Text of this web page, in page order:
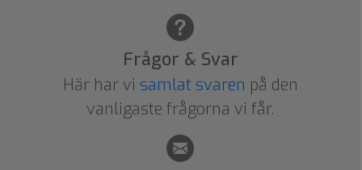
Frågor & Svar
Här har vi samlat svaren på den
vanligaste frågorna vi får.